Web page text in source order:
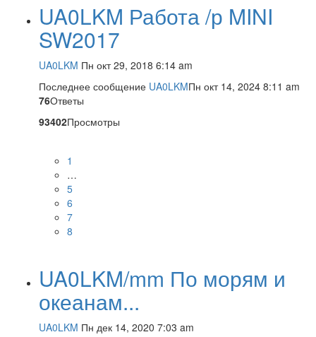
UA0LKM Работа /р MINI
SW2017
UA0LKM Пн окт 29, 2018 6:14 am
Последнее сообщение UA0LKMПн окт 14, 2024 8:11 am
76Ответы
93402Просмотры
1
…
5
6
7
8
UA0LKM/mm По морям и
океанам...
UA0LKM Пн дек 14, 2020 7:03 am